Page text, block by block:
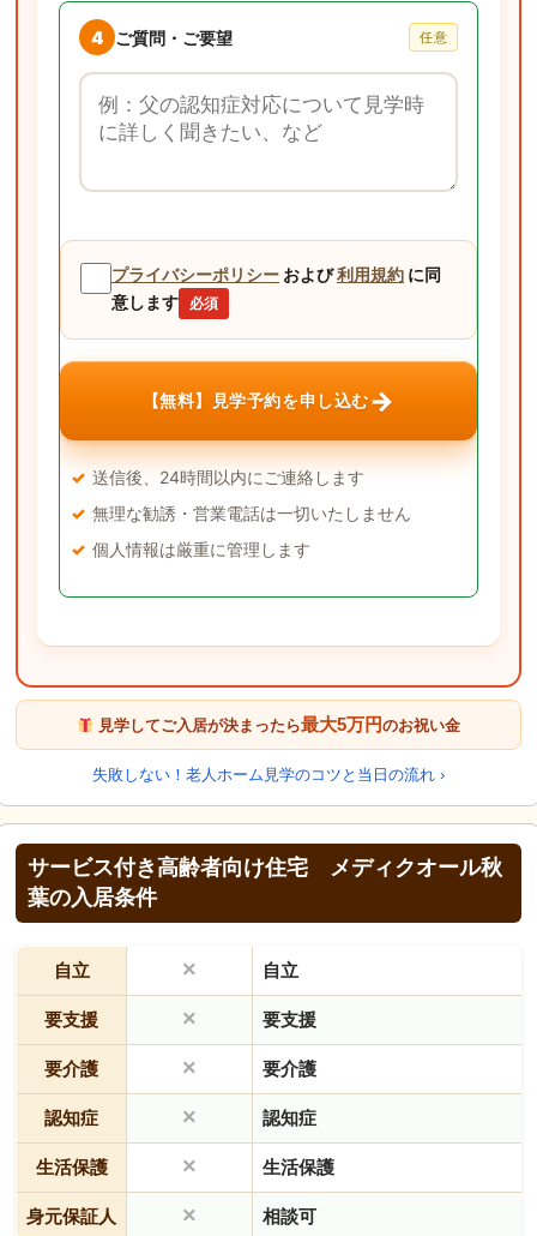
4 ご質問・ご要望 任意
ご質問・ご要望
プライバシーポリシー および利用規約 に同
意します
必須
【無料】見学予約を申し込む→
送信後、24時間以内にご連絡します
無理な勧誘・営業電話は一切いたしません
個人情報は厳重に管理します
見学してご入居が決まったら最大5万円のお祝い金
失敗しない！老人ホーム見学のコツと当日の流れ ›
サービス付き高齢者向け住宅 メディクオール秋
葉の入居条件
自立 × 自立
要支援 × 要支援
要介護 × 要介護
認知症 × 認知症
生活保護 × 生活保護
身元保証人 × 相談可